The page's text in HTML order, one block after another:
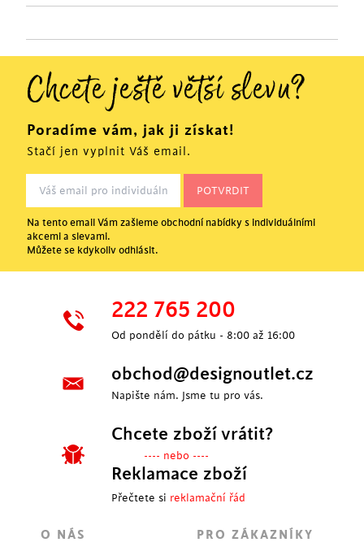
Chcete ještě větší slevu?
Poradíme vám, jak ji získat!
Stačí jen vyplnit Váš email.
Na tento email Vám zašleme obchodní nabídky s individuálními
akcemi a slevami.
Můžete se kdykoliv odhlásit.
222 765 200
Od pondělí do pátku - 8:00 až 16:00
obchod@designoutlet.cz
Napište nám. Jsme tu pro vás.
Chcete zboží vrátit?
---- nebo ----
Reklamace zboží
Přečtete si reklamační řád
O NÁS PRO ZÁKAZNÍKY